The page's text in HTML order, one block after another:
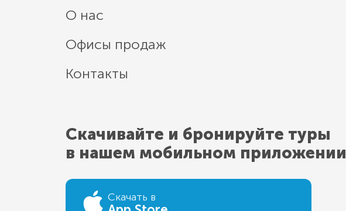
О нас
Офисы продаж
Контакты
Скачивайте и бронируйте туры
в нашем мобильном приложении
Скачать в